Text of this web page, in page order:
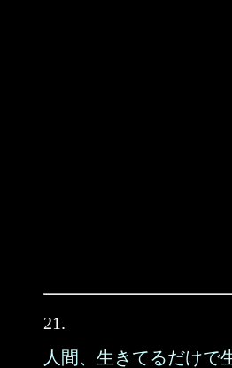
21.
人間、生きてるだけで